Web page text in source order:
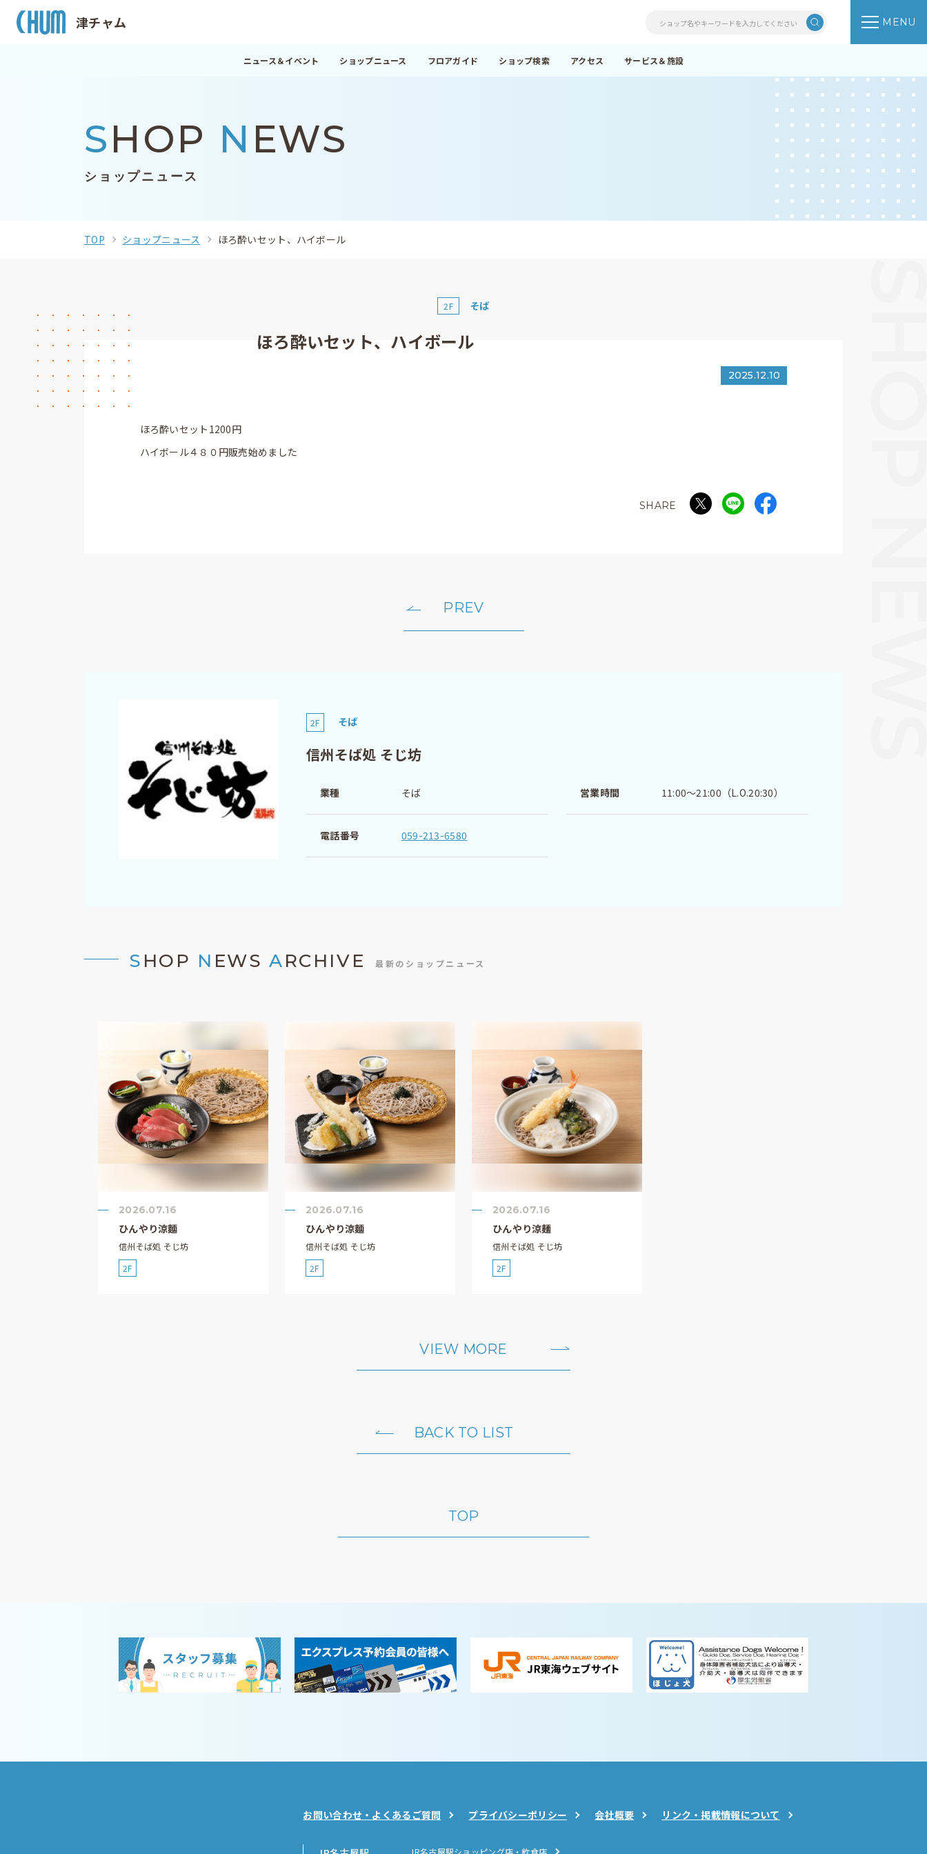
津チャム MENU
ニュース＆イベント ショップニュース フロアガイド ショップ検索 アクセス サービス＆施設
SHOP N EWS
ショップニュース
TOP ショップニュース ほろ酔いセット、ハイボール
2F そば
ほろ酔いセット、ハイボール
2025.12.10
ほろ酔いセット1200円
ハイボール４８０円販売始めました
SHARE
PREV
2F そば
信州そば処 そじ坊
業種 そば 営業時間 11:00～21:00（L.O.20:30）
電話番号 059-213-6580
S HOP N EWSARCHIVE 最新のショップニュース
2026.07.16
ひんやり涼麵
信州そば処 そじ坊
2F
2026.07.16
ひんやり涼麵
信州そば処 そじ坊
2F
2026.07.16
ひんやり涼麺
信州そば処 そじ坊
2F
VIEW MORE
BACK TO LIST
TOP
お問い合わせ・よくあるご質問 プライバシーポリシー 会社概要 リンク・掲載情報について
JR名古屋駅ショッピング店・飲食店